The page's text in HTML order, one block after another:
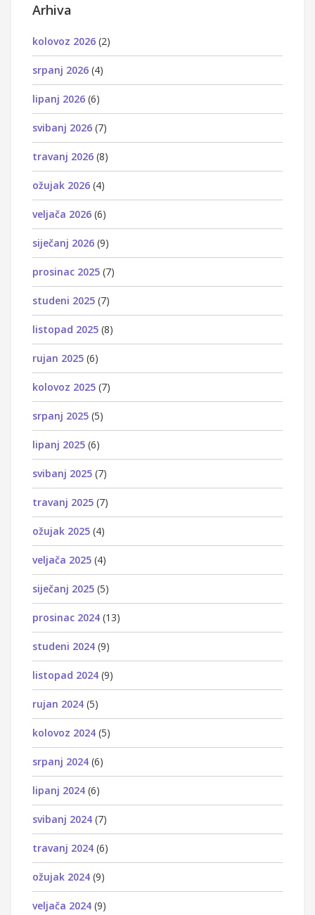
Arhiva
kolovoz 2026 (2)
srpanj 2026 (4)
lipanj 2026 (6)
svibanj 2026 (7)
travanj 2026 (8)
ožujak 2026 (4)
veljača 2026 (6)
siječanj 2026 (9)
prosinac 2025 (7)
studeni 2025 (7)
listopad 2025 (8)
rujan 2025 (6)
kolovoz 2025 (7)
srpanj 2025 (5)
lipanj 2025 (6)
svibanj 2025 (7)
travanj 2025 (7)
ožujak 2025 (4)
veljača 2025 (4)
siječanj 2025 (5)
prosinac 2024 (13)
studeni 2024 (9)
listopad 2024 (9)
rujan 2024 (5)
kolovoz 2024 (5)
srpanj 2024 (6)
lipanj 2024 (6)
svibanj 2024 (7)
travanj 2024 (6)
ožujak 2024 (9)
veljača 2024 (9)